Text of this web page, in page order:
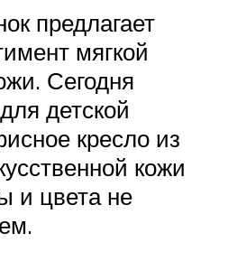
предлагает
мягкой
Сегодня
детской
кресло из
кожи
и цвета не